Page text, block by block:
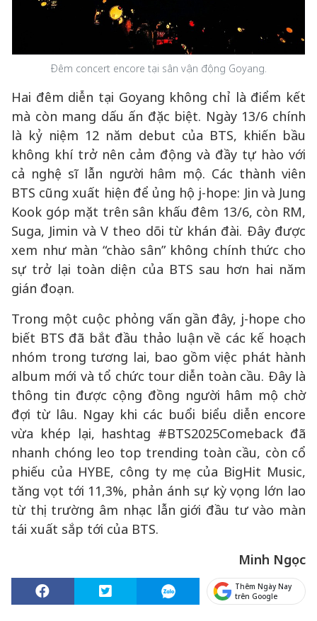
Đêm concert encore tại sân vận động Goyang.
Hai đêm diễn tại Goyang không chỉ là điểm kết
mà còn mang dấu ấn đặc biệt. Ngày 13/6 chính
là kỷ niệm 12 năm debut của BTS, khiến bầu
không khí trở nên cảm động và đầy tự hào với
cả nghệ sĩ lẫn người hâm mộ. Các thành viên
BTS cũng xuất hiện để ủng hộ j-hope: Jin và Jung
Kook góp mặt trên sân khấu đêm 13/6, còn RM,
Suga, Jimin và V theo dõi từ khán đài. Đây được
xem như màn “chào sân” không chính thức cho
sự trở lại toàn diện của BTS sau hơn hai năm
gián đoạn.
Trong một cuộc phỏng vấn gần đây, j-hope cho
biết BTS đã bắt đầu thảo luận về các kế hoạch
nhóm trong tương lai, bao gồm việc phát hành
album mới và tổ chức tour diễn toàn cầu. Đây là
thông tin được cộng đồng người hâm mộ chờ
đợi từ lâu. Ngay khi các buổi biểu diễn encore
vừa khép lại, hashtag #BTS2025Comeback đã
nhanh chóng leo top trending toàn cầu, còn cổ
phiếu của HYBE, công ty mẹ của BigHit Music,
tăng vọt tới 11,3%, phản ánh sự kỳ vọng lớn lao
từ thị trường âm nhạc lẫn giới đầu tư vào màn
tái xuất sắp tới của BTS.
Minh Ngọc
Thêm Ngày Nay
trên Google